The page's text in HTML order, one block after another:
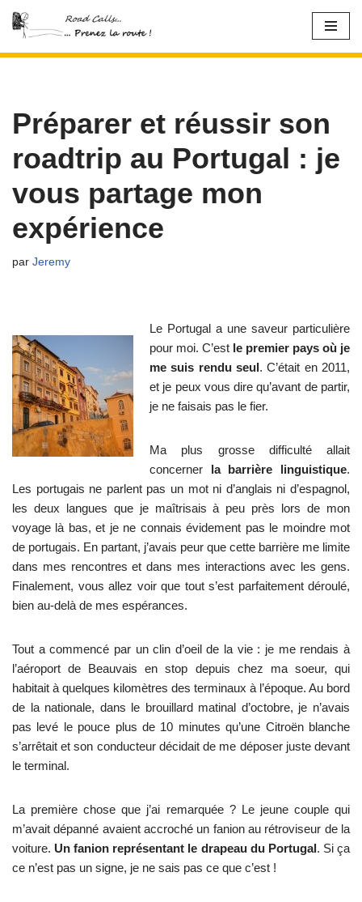
Aller
Préparer et réussir son
roadtrip au Portugal : je
vous partage mon
expérience
par Jeremy
Le Portugal a une saveur particulière
pour moi. C’est le premier pays où je
me suis rendu seul. C’était en 2011,
et je peux vous dire qu’avant de partir,
je ne faisais pas le fier.
Ma plus grosse difficulté allait
concerner la barrière linguistique.
Les portugais ne parlent pas un mot ni d’anglais ni d’espagnol,
les deux langues que je maîtrisais à peu près lors de mon
voyage là bas, et je ne connais évidement pas le moindre mot
de portugais. En partant, j’avais peur que cette barrière me limite
dans mes rencontres et dans mes interactions avec les gens.
Finalement, vous allez voir que tout s’est parfaitement déroulé,
bien au-delà de mes espérances.
Tout a commencé par un clin d’oeil de la vie : je me rendais à
l’aéroport de Beauvais en stop depuis chez ma soeur, qui
habitait à quelques kilomètres des terminaux à l’époque. Au bord
de la nationale, dans le brouillard matinal d’octobre, je n’avais
pas levé le pouce plus de 10 minutes qu’une Citroën blanche
s’arrêtait et son conducteur décidait de me déposer juste devant
le terminal.
La première chose que j’ai remarquée ? Le jeune couple qui
m’avait dépanné avaient accroché un fanion au rétroviseur de la
voiture. Un fanion représentant le drapeau du Portugal. Si ça
ce n’est pas un signe, je ne sais pas ce que c’est !